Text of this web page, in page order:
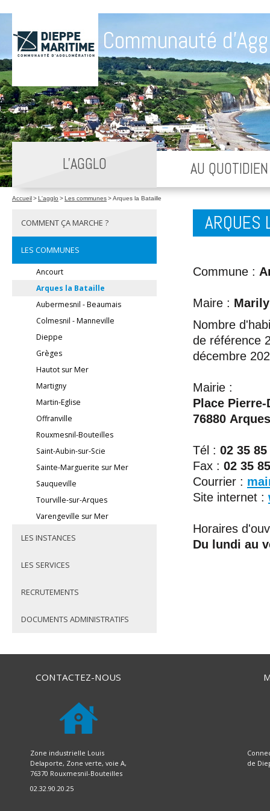
Communauté
Accueil>L'agglo >Les communes>Arques la Bataille
L'AGGLO
COMMENT ÇA MARCHE ?
LES COMMUNES
Ancourt
Arques la Bataille
Aubermesnil - Beaumais
Colmesnil - Manneville
Dieppe
Grèges
Hautot sur Mer
Martigny
Martin-Eglise
Offranville
Rouxmesnil-Bouteilles
Saint-Aubin-sur-Scie
Sainte-Marguerite sur Mer
Sauqueville
Tourville-sur-Arques
Varengeville sur Mer
LES INSTANCES
LES SERVICES
RECRUTEMENTS
DOCUMENTS ADMINISTRATIFS
AU QUOTIDIEN
ARQUES
Commune :
Maire :
Nombre
de référence
décembre
Mairie :
Place
76880
Tél : 02 35 85
Fax : 02 35
Courrier :
Site internet :
Horaires
Du lundi au
CONTACTEZ-NOUS
Zone industrielle Louis
Delaporte, Zone verte, voie A,
76370 Rouxmesnil-Bouteilles
02.32.90.20.25
de